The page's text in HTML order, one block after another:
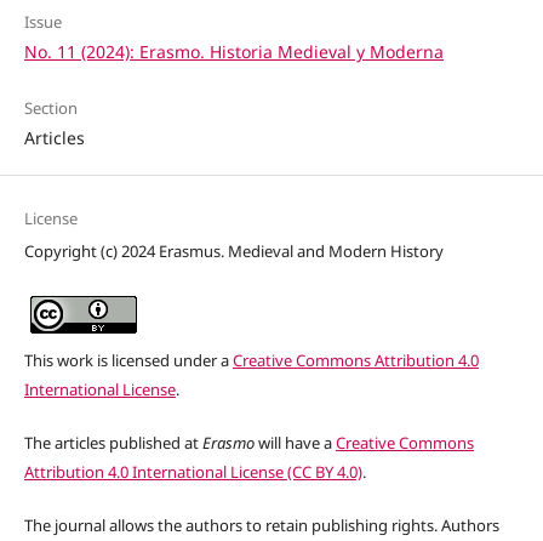
Issue
No. 11 (2024): Erasmo. Historia Medieval y Moderna
Section
Articles
License
Copyright (c) 2024 Erasmus. Medieval and Modern History
This work is licensed under aCreative Commons Attribution 4.0
International License.
The articles published atErasmowill have aCreative Commons
Attribution 4.0 International License (CC BY 4.0).
The journal allows the authors to retain publishing rights. Authors